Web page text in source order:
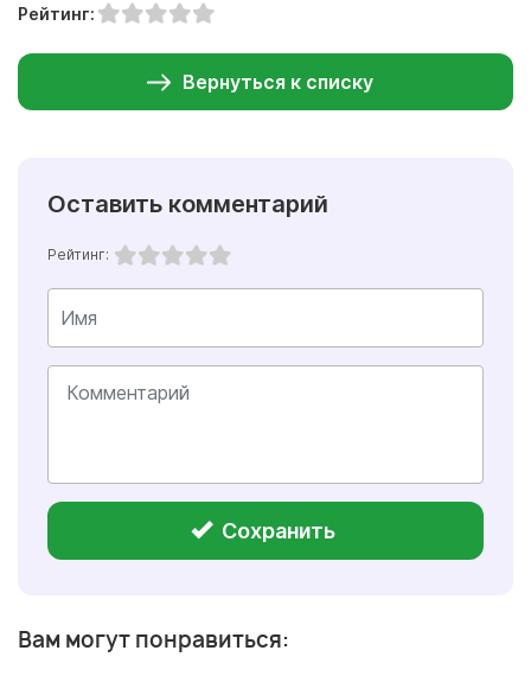
Рейтинг:
Вернуться к списку
Оставить комментарий
Рейтинг:
Сохранить
Вам могут понравиться: